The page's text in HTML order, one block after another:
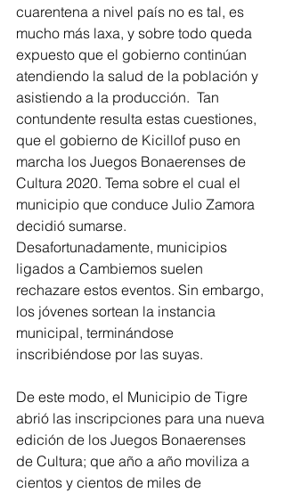
cuarentena a nivel país no es tal, es
mucho más laxa, y sobre todo queda
expuesto que el gobierno continúan
atendiendo la salud de la población y
asistiendo a la producción.  Tan
contundente resulta estas cuestiones,
que el gobierno de Kicillof puso en
marcha los Juegos Bonaerenses de
Cultura 2020. Tema sobre el cual el
municipio que conduce Julio Zamora
decidió sumarse.
Desafortunadamente, municipios
ligados a Cambiemos suelen
rechazare estos eventos. Sin embargo,
los jóvenes sortean la instancia
municipal, terminándose
inscribiéndose por las suyas.
De este modo, el Municipio de Tigre
abrió las inscripciones para una nueva
edición de los Juegos Bonaerenses
de Cultura; que año a año moviliza a
cientos y cientos de miles de